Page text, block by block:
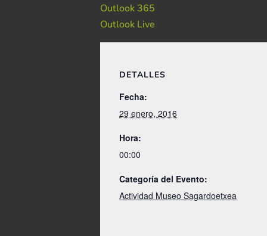
Outlook 365
Outlook Live
DETALLES
Fecha:
29 enero, 2016
Hora:
00:00
Categoría del Evento:
Actividad Museo Sagardoetxea